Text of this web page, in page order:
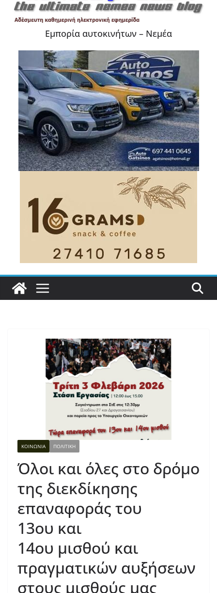
Εμπορία αυτοκινήτων – Νεμέα
ΚΟΙΝΩΝΙΑ ΠΟΛΙΤΙΚΗ
Όλοι και όλες στο δρόμο
της διεκδίκησης
επαναφοράς του
13ου και
14ου μισθού και
πραγματικών αυξήσεων
στους μισθούς μας